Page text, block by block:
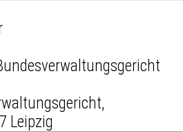
Leipzig